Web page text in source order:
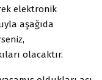
elektronik
aşağıda
olacaktır.